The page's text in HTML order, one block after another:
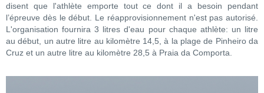
disent que l'athlète emporte tout ce dont il a besoin pendant
l’épreuve dès le début. Le réapprovisionnement n'est pas autorisé.
L'organisation fournira 3 litres d'eau pour chaque athlète: un litre
au début, un autre litre au kilomètre 14,5, à la plage de Pinheiro da
Cruz et un autre litre au kilomètre 28,5 à Praia da Comporta.